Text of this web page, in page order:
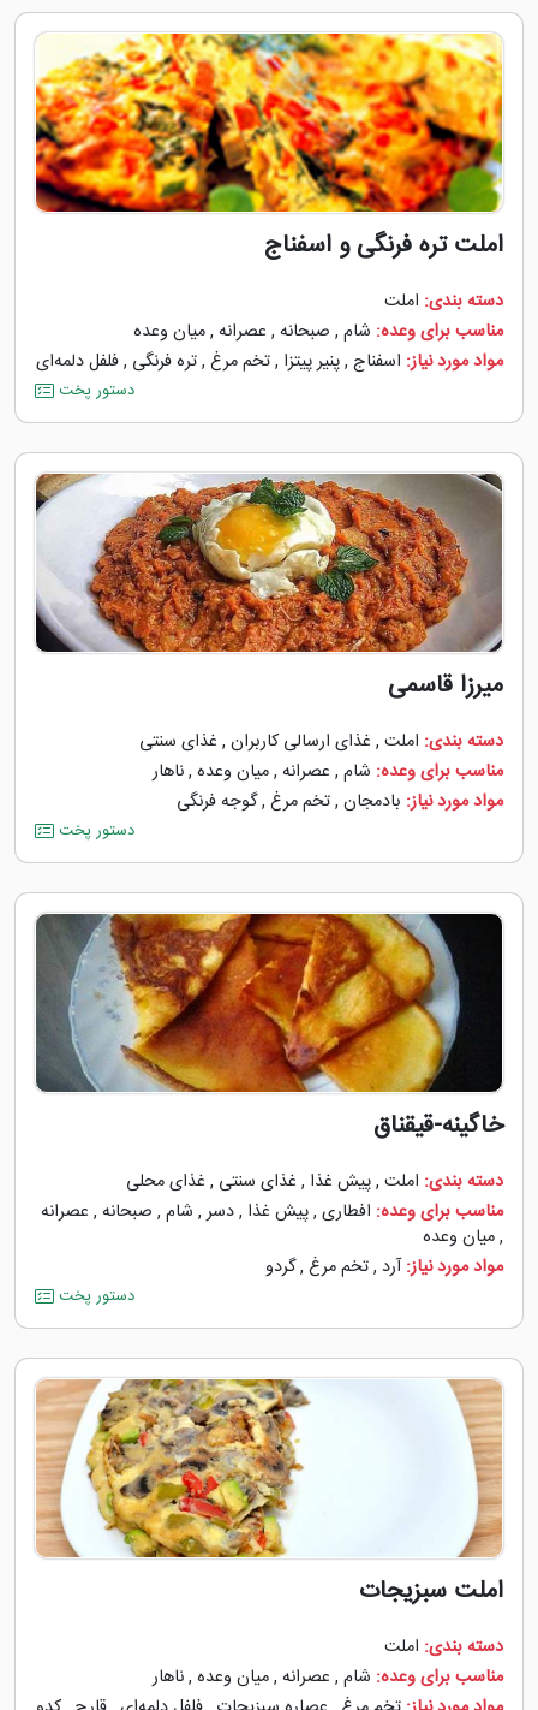
املت تره فرنگی و اسفناج
دسته بندی: املت
مناسب برای وعده: شام , صبحانه , عصرانه ,میان وعده
مواد مورد نیاز: اسفناج ,پنیر پیتزا ,تخم مرغ ,تره فرنگی ,فلفل دلمه‌‌ای
دستور پخت
میرزا قاسمی
دسته بندی: املت , غذای ارسالی کاربران , غذای سنتی
مناسب برای وعده: شام , عصرانه ,میان وعده ,ناهار
مواد مورد نیاز: بادمجان ,تخم مرغ ,گوجه ‌فرنگی
دستور پخت
خاگینه-قیقناق
دسته بندی: املت ,پیش غذا , غذای سنتی , غذای محلی
مناسب برای وعده: افطاری ,پیش غذا ,دسر, شام , صبحانه , عصرانه
,میان وعده
مواد مورد نیاز: آرد ,تخم مرغ ,گردو
دستور پخت
املت سبزیجات
دسته بندی: املت
مناسب برای وعده: شام , عصرانه ,میان وعده ,ناهار